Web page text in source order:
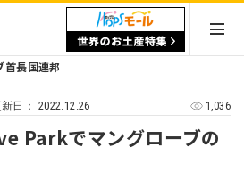
首長国連邦
日： 2022.12.26 1,036
Parkでマングローブの